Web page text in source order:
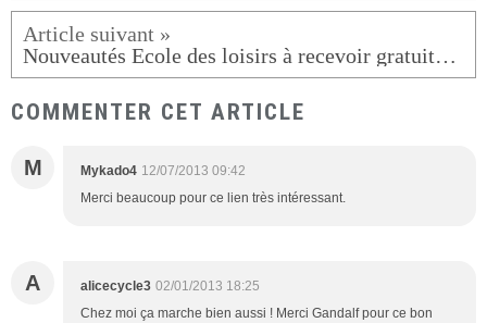
Nouveautés Ecole des loisirs à recevoir gratuitement
COMMENTER CET ARTICLE
M Mykado4 12/07/2013 09:42
Merci beaucoup pour ce lien très intéressant.
A alicecycle3 02/01/2013 18:25
Chez moi ça marche bien aussi ! Merci Gandalf pour ce bon